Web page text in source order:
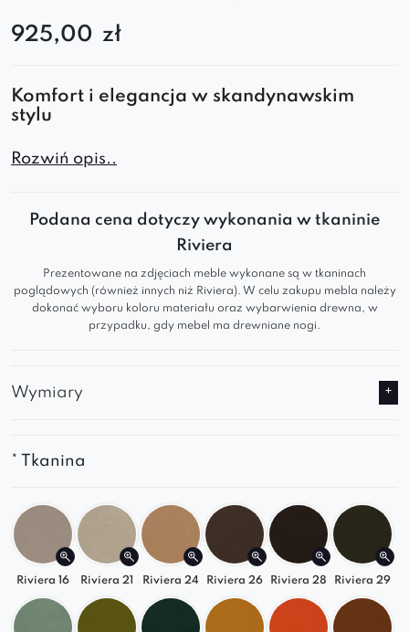
925,00 zł
Komfort i elegancja w skandynawskim
stylu
Krzesło Boston Ring to doskonały wybór do
skandynawski, zapewniając wygodę i trwałość
Styl skandynawski– minimalistyczny design
który doskonale wpisuje się w nowoczesne,
wygodę i optymalne wsparcie pleców.
wprowadza naturalny akcent do wnętrza.
który poprawia wentylację, a także ułatwia
przenoszenie krzesła.
Możliwość wykonania na podstawie
obrotowejza dopłatą.
W przypadku wykonania na obrotowej
podstawie wysokość całkowita i siedziska
Rozwiń opis..
Podana cena dotyczy wykonania w tkaninie
Riviera
Prezentowane na zdjęciach meble wykonane są w tkaninach
poglądowych (również innych niż Riviera). W celu zakupu mebla należy
dokonać wyboru koloru materiału oraz wybarwienia drewna, w
przypadku, gdy mebel ma drewniane nogi.
Wymiary
* Tkanina
Riviera 16 Riviera 21 Riviera 24 Riviera 26 Riviera 28 Riviera 29